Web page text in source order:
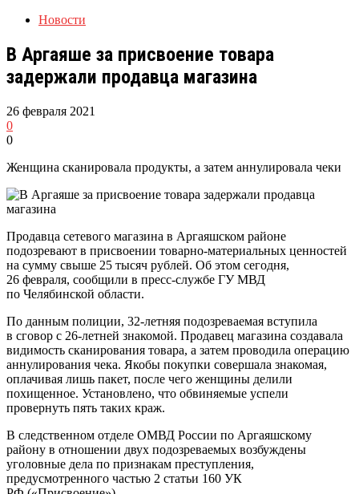
Новости
В Аргаяше за присвоение товара
задержали продавца магазина
26 февраля 2021
0
0
Женщина сканировала продукты, а затем аннулировала чеки
Продавца сетевого магазина в Аргаяшском районе
подозревают в присвоении товарно-материальных ценностей
на сумму свыше 25 тысяч рублей. Об этом сегодня,
26 февраля, сообщили в пресс-службе ГУ МВД
по Челябинской области.
По данным полиции, 32-летняя подозреваемая вступила
в сговор с 26-летней знакомой. Продавец магазина создавала
видимость сканирования товара, а затем проводила операцию
аннулирования чека. Якобы покупки совершала знакомая,
оплачивая лишь пакет, после чего женщины делили
похищенное. Установлено, что обвиняемые успели
провернуть пять таких краж.
В следственном отделе ОМВД России по Аргаяшскому
району в отношении двух подозреваемых возбуждены
уголовные дела по признакам преступления,
предусмотренного частью 2 статьи 160 УК